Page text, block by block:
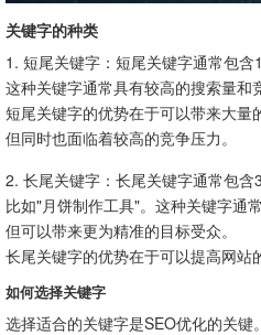
关键字的种类
1. 短尾关键字：短尾关键字通常包含
这种关键字通常具有较高的搜索量和
短尾关键字的优势在于可以带来大量
但同时也面临着较高的竞争压力。
2. 长尾关键字：长尾关键字通常包含
比如"月饼制作工具"。这种关键字通
但可以带来更为精准的目标受众。
长尾关键字的优势在于可以提高网站
如何选择关键字
选择适合的关键字是SEO优化的关键